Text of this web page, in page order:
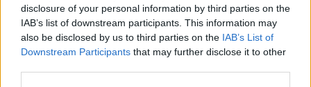
disclosure of your personal information by third parties on the
IAB’s list of downstream participants. This information may
also be disclosed by us to third parties on the IAB’s List of
Downstream Participants that may further disclose it to other
Žinios Pasaulis